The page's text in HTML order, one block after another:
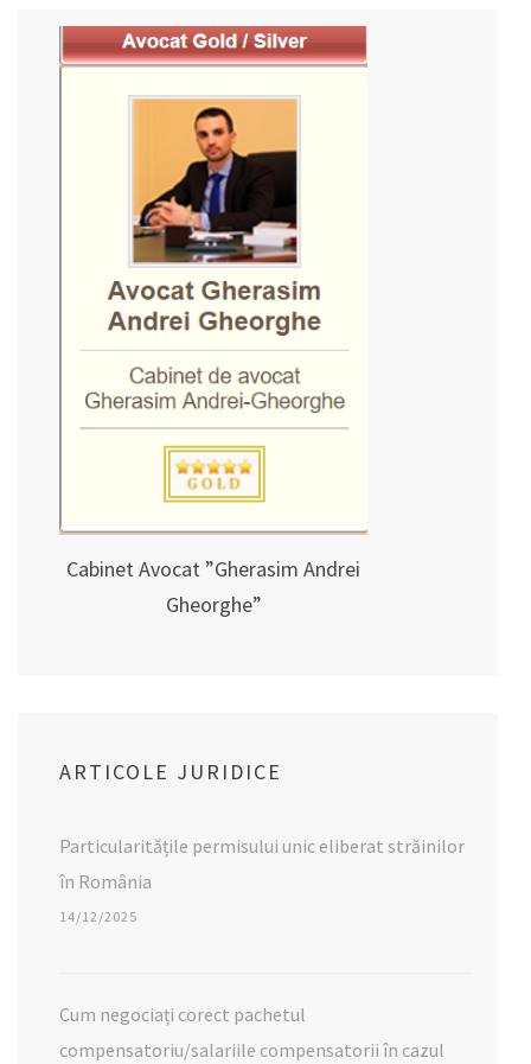
Cabinet Avocat ”Gherasim Andrei
Gheorghe”
ARTICOLE JURIDICE
Particularitățile permisului unic eliberat străinilor
în România
14/12/2025
Cum negociați corect pachetul
compensatoriu/salariile compensatorii în cazul